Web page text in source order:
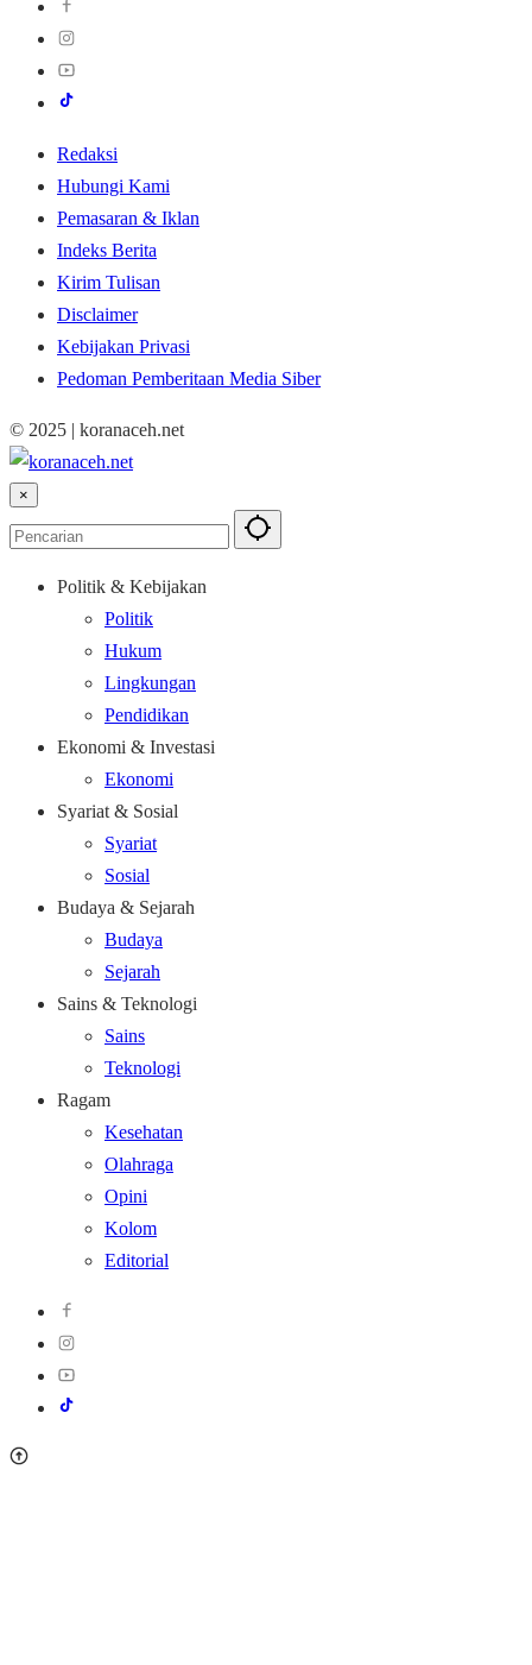
Redaksi
Hubungi Kami
Pemasaran & Iklan
Indeks Berita
Kirim Tulisan
Disclaimer
Kebijakan Privasi
Pedoman Pemberitaan Media Siber
© 2025 | koranaceh.net
×
Politik & Kebijakan
Politik
Hukum
Lingkungan
Pendidikan
Ekonomi & Investasi
Ekonomi
Syariat & Sosial
Syariat
Sosial
Budaya & Sejarah
Budaya
Sejarah
Sains & Teknologi
Sains
Teknologi
Ragam
Kesehatan
Olahraga
Opini
Kolom
Editorial